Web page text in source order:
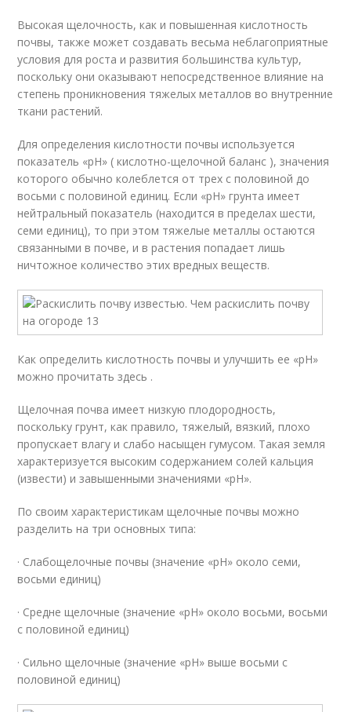
Высокая щелочность, как и повышенная кислотность
почвы, также может создавать весьма неблагоприятные
условия для роста и развития большинства культур,
поскольку они оказывают непосредственное влияние на
степень проникновения тяжелых металлов во внутренние
ткани растений.
Для определения кислотности почвы используется
показатель «рН» ( кислотно-щелочной баланс ), значения
которого обычно колеблется от трех с половиной до
восьми с половиной единиц. Если «рН» грунта имеет
нейтральный показатель (находится в пределах шести,
семи единиц), то при этом тяжелые металлы остаются
связанными в почве, и в растения попадает лишь
ничтожное количество этих вредных веществ.
Как определить кислотность почвы и улучшить ее «рН»
можно прочитать здесь .
Щелочная почва имеет низкую плодородность,
поскольку грунт, как правило, тяжелый, вязкий, плохо
пропускает влагу и слабо насыщен гумусом. Такая земля
характеризуется высоким содержанием солей кальция
(извести) и завышенными значениями «рН».
По своим характеристикам щелочные почвы можно
разделить на три основных типа:
· Слабощелочные почвы (значение «рН» около семи,
восьми единиц)
· Средне щелочные (значение «рН» около восьми, восьми
с половиной единиц)
· Сильно щелочные (значение «рН» выше восьми с
половиной единиц)